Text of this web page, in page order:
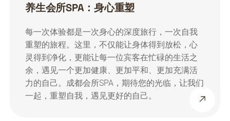
养生会所SPA：身心重塑
每一次体验都是一次身心的深度旅行，一次自我
重塑的旅程。这里，不仅能让身体得到放松，心
灵得到净化，更能让每一位宾客在忙碌的生活之
余，遇见一个更加健康、更加平和、更加充满活
力的自己。成都会所SPA，期待您的光临，让我们
一起，重塑自我，遇见更好的自己。